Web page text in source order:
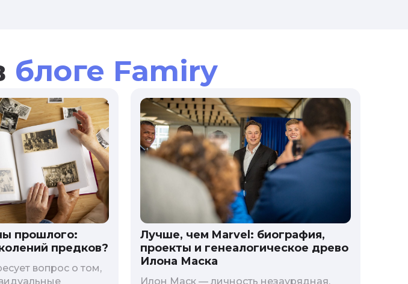
блоге Famiry
прошлого:
предков?
вопрос о том,
Лучше, чем Marvel: биография,
проекты и генеалогическое древо
Илона Маска
Илон Маск — личность незаурядная,